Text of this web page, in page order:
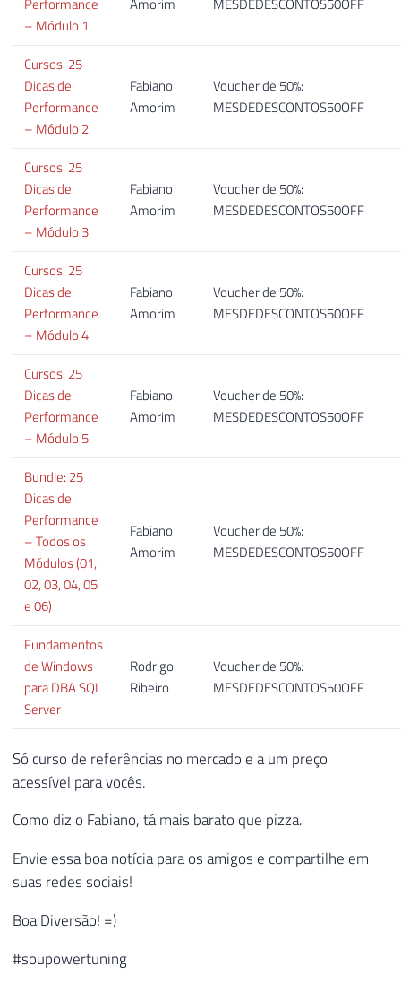
– Módulo 1
Cursos: 25
Dicas de
Performance
– Módulo 2
Fabiano
Amorim
Voucher de 50%:
MESDEDESCONTOS50OFF
Cursos: 25
Dicas de
Performance
– Módulo 3
Fabiano
Amorim
Voucher de 50%:
MESDEDESCONTOS50OFF
Cursos: 25
Dicas de
Performance
– Módulo 4
Fabiano
Amorim
Voucher de 50%:
MESDEDESCONTOS50OFF
Cursos: 25
Dicas de
Performance
– Módulo 5
Fabiano
Amorim
Voucher de 50%:
MESDEDESCONTOS50OFF
Bundle: 25
Dicas de
Performance
– Todos os
Módulos (01,
02, 03, 04, 05
e 06)
Fabiano
Amorim
Voucher de 50%:
MESDEDESCONTOS50OFF
Fundamentos
de Windows
para DBA SQL
Server
Rodrigo
Ribeiro
Voucher de 50%:
MESDEDESCONTOS50OFF
Só curso de referências no mercado e a um preço
acessível para vocês.
Como diz o Fabiano, tá mais barato que pizza.
Envie essa boa notícia para os amigos e compartilhe em
suas redes sociais!
Boa Diversão! =)
#soupowertuning